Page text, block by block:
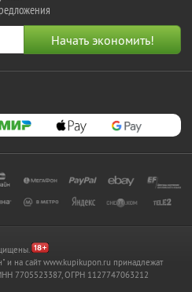
и на сайт www.kupikupon.ru принадлежат
7705523387, ОГРН 1127747063212